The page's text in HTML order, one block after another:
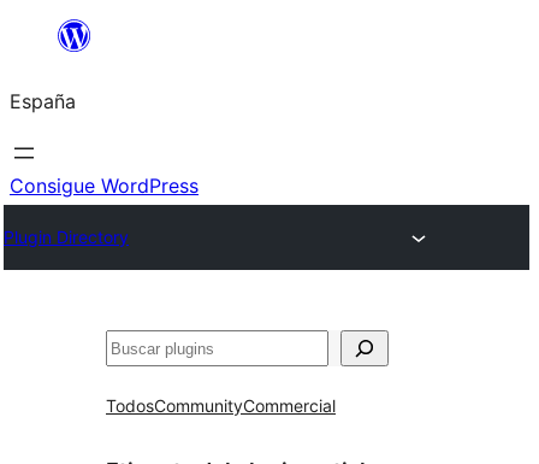
Saltar
contenido
España
Consigue WordPress
Plugin Directory
Buscar
TodosCommunityCommercial